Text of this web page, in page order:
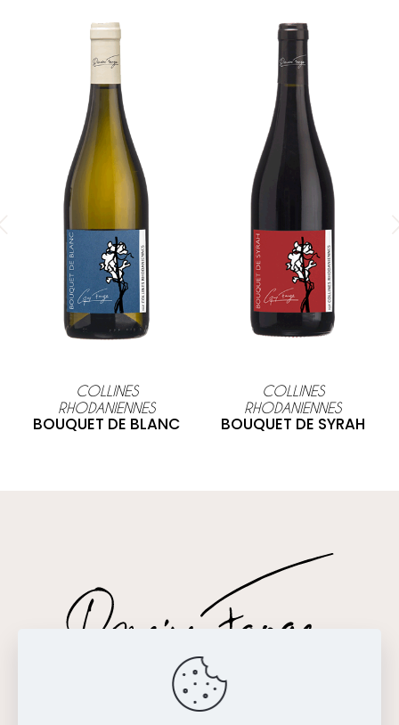
COLLINES
RHODANIENNES
BOUQUET DE BLANC
COLLINES
RHODANIENNES
BOUQUET DE SYRAH